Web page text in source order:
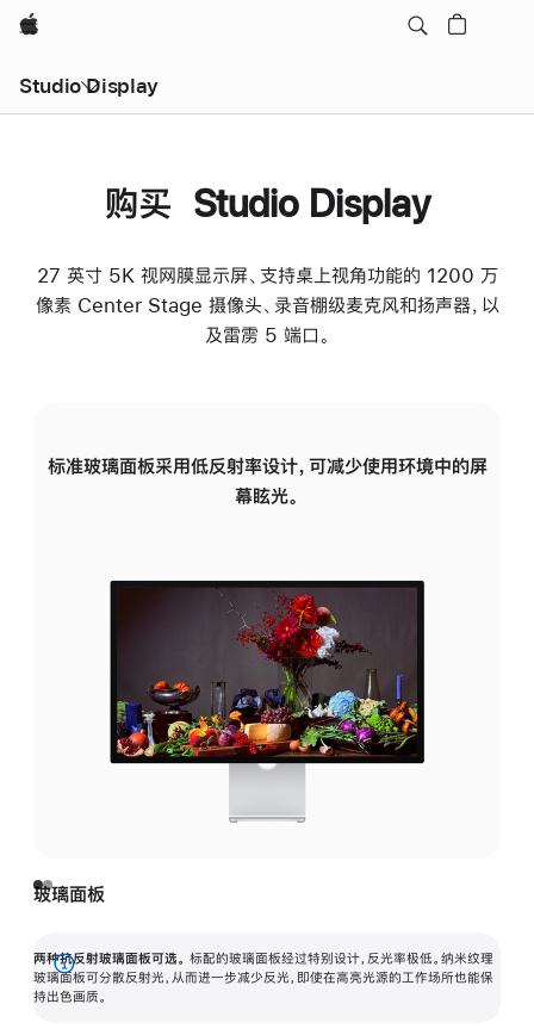
Apple
Studio Display
购买 Studio Display
27 英寸 5K 视网膜显示屏、支持桌上视角功能的 1200 万
像素 Center Stage 摄像头、录音棚级麦克风和扬声器，以
及雷雳 5 端口。
标准玻璃面板采用低反射率设计，可减少使用环境中的屏
幕眩光。
玻璃面板
两种抗反射玻璃面板可选。 标配的玻璃面板经过特别设计，反光率极低。纳米纹理
玻璃面板可分散反射光，从而进一步减少反光，即使在高亮光源的工作场所也能保
持出色画质。
展
开